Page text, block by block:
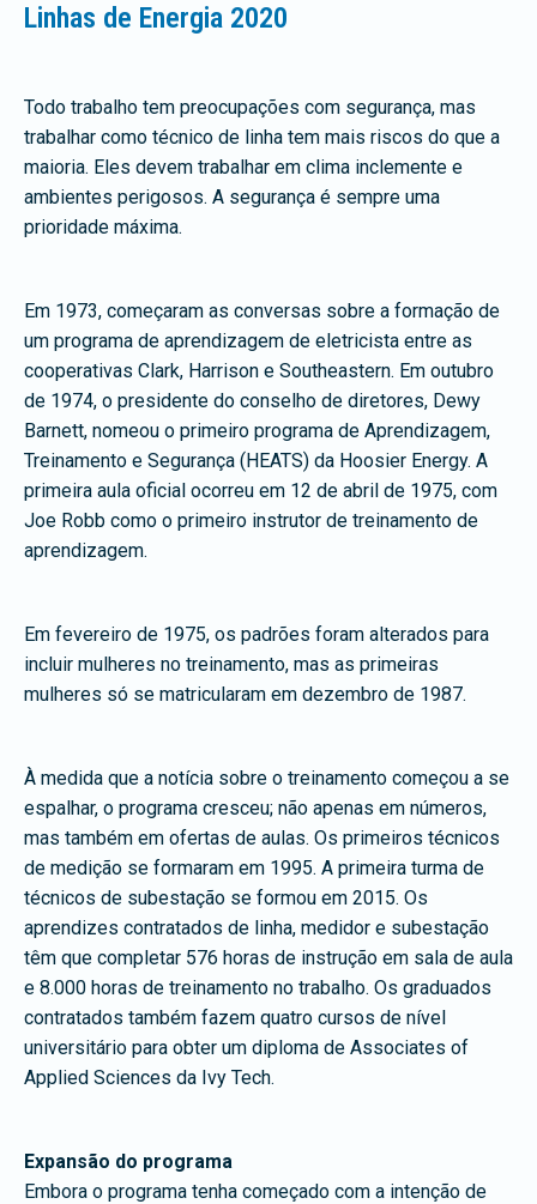
Linhas de Energia 2020
Todo trabalho tem preocupações com segurança, mas
trabalhar como técnico de linha tem mais riscos do que a
maioria. Eles devem trabalhar em clima inclemente e
ambientes perigosos. A segurança é sempre uma
prioridade máxima.
Em 1973, começaram as conversas sobre a formação de
um programa de aprendizagem de eletricista entre as
cooperativas Clark, Harrison e Southeastern. Em outubro
de 1974, o presidente do conselho de diretores, Dewy
Barnett, nomeou o primeiro programa de Aprendizagem,
Treinamento e Segurança (HEATS) da Hoosier Energy. A
primeira aula oficial ocorreu em 12 de abril de 1975, com
Joe Robb como o primeiro instrutor de treinamento de
aprendizagem.
Em fevereiro de 1975, os padrões foram alterados para
incluir mulheres no treinamento, mas as primeiras
mulheres só se matricularam em dezembro de 1987.
À medida que a notícia sobre o treinamento começou a se
espalhar, o programa cresceu; não apenas em números,
mas também em ofertas de aulas. Os primeiros técnicos
de medição se formaram em 1995. A primeira turma de
técnicos de subestação se formou em 2015. Os
aprendizes contratados de linha, medidor e subestação
têm que completar 576 horas de instrução em sala de aula
e 8.000 horas de treinamento no trabalho. Os graduados
contratados também fazem quatro cursos de nível
universitário para obter um diploma de Associates of
Applied Sciences da Ivy Tech.
Expansão do programa
Embora o programa tenha começado com a intenção de